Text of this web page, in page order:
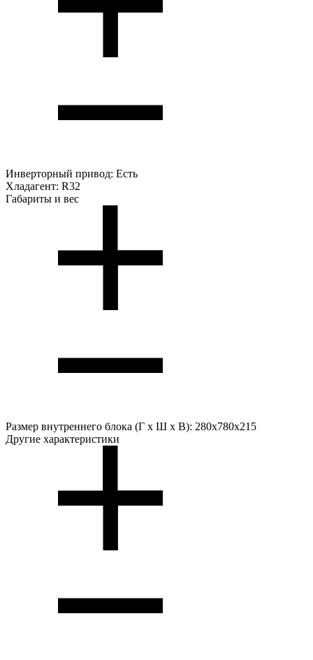
Инверторный привод: Есть
Хладагент: R32
Габариты и вес
Размер внутреннего блока (Г х Ш х В): 280x780x215
Другие характеристики